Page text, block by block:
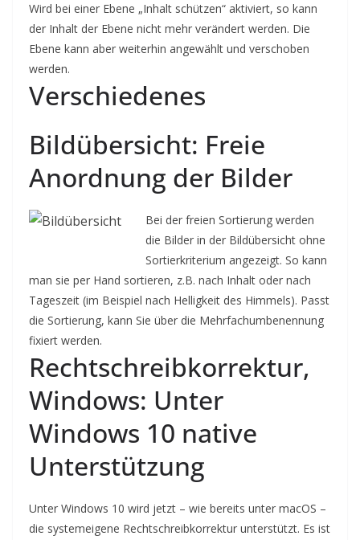
Wird bei einer Ebene „Inhalt schützen“ aktiviert, so kann
der Inhalt der Ebene nicht mehr verändert werden. Die
Ebene kann aber weiterhin angewählt und verschoben
werden.
Verschiedenes
Bildübersicht: Freie
Anordnung der Bilder
Bei der freien Sortierung werden
die Bilder in der Bildübersicht ohne
Sortierkriterium angezeigt. So kann
man sie per Hand sortieren, z.B. nach Inhalt oder nach
Tageszeit (im Beispiel nach Helligkeit des Himmels). Passt
die Sortierung, kann Sie über die Mehrfachumbenennung
fixiert werden.
Rechtschreibkorrektur,
Windows: Unter
Windows 10 native
Unterstützung
Unter Windows 10 wird jetzt – wie bereits unter macOS –
die systemeigene Rechtschreibkorrektur unterstützt. Es ist